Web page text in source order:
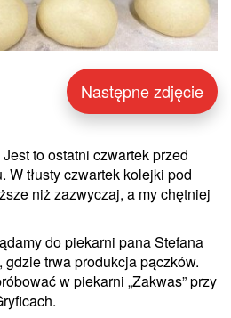
Następne zdjęcie
to ostatni czwartek przed
W tłusty czwartek kolejki pod
niż zazwyczaj, a my chętniej
do piekarni pana Stefana
gdzie trwa produkcja pączków.
w piekarni „Zakwas” przy